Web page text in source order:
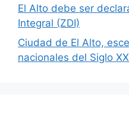
El Alto debe ser
Integral (ZDI)
Ciudad de El Alto,
nacionales del Siglo